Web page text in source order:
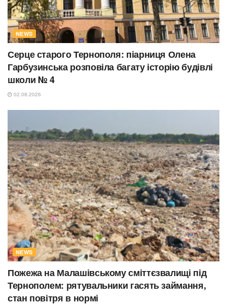
NEWS
Серце старого Тернополя: піарниця Олена
Гарбузинська розповіла багату історію будівлі
школи № 4
02.08.2026
NEWS
Пожежа на Малашівському сміттєзвалищі під
Тернополем: рятувальники гасять займання,
стан повітря в нормі